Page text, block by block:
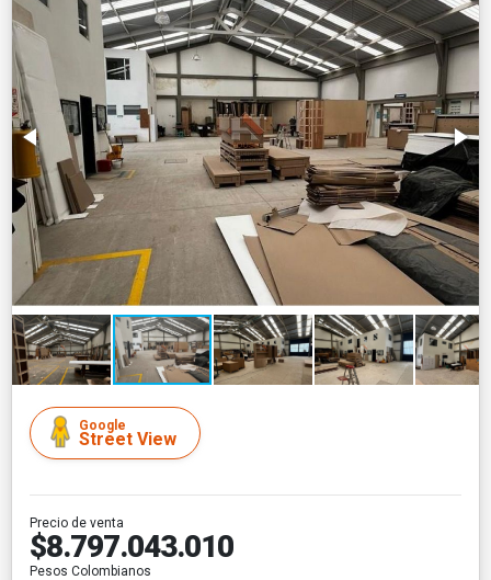
Google
Street View
Precio de venta
$8.797.043.010
Pesos Colombianos